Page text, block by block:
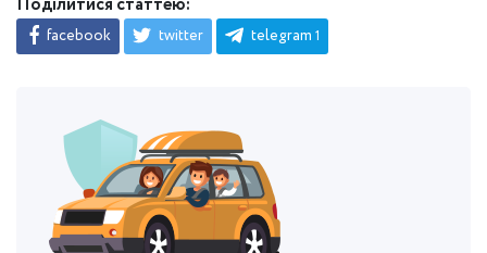
facebook twitter telegram 1